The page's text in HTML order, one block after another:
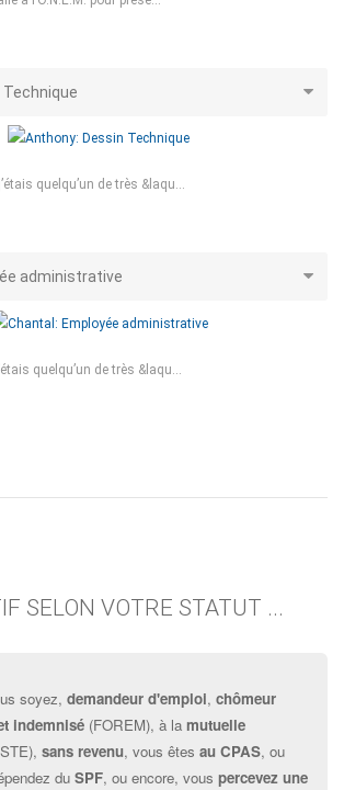
quelqu’un de très &laqu...
administrative
quelqu’un de très &laqu...
SELON VOTRE STATUT ...
soyez, demandeur d'emploi, chômeur
indemnisé (FOREM), à la mutuelle
sans revenu, vous êtes au CPAS, ou
du SPF, ou encore, vous percevez une